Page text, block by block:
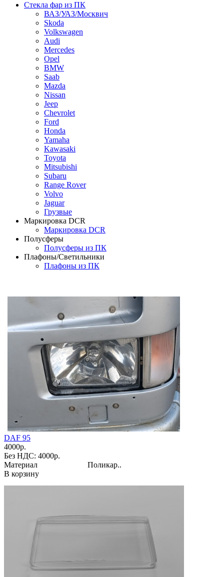
Стекла фар из ПК
ВАЗ/УАЗ/Москвич
Skoda
Volkswagen
Audi
Mercedes
Opel
BMW
Saab
Mazda
Nissan
Jeep
Chevrolet
Ford
Honda
Yamaha
Kawasaki
Toyota
Mitsubishi
Subaru
Range Rover
Volvo
Jaguar
Грузвые
Маркировка DCR
Маркировка DCR
Полусферы
Полусферы из ПК
Плафоны/Светильники
Плафоны из ПК
DAF 95
4000р.
Без НДС: 4000р.
Материал Поликар..
В корзину